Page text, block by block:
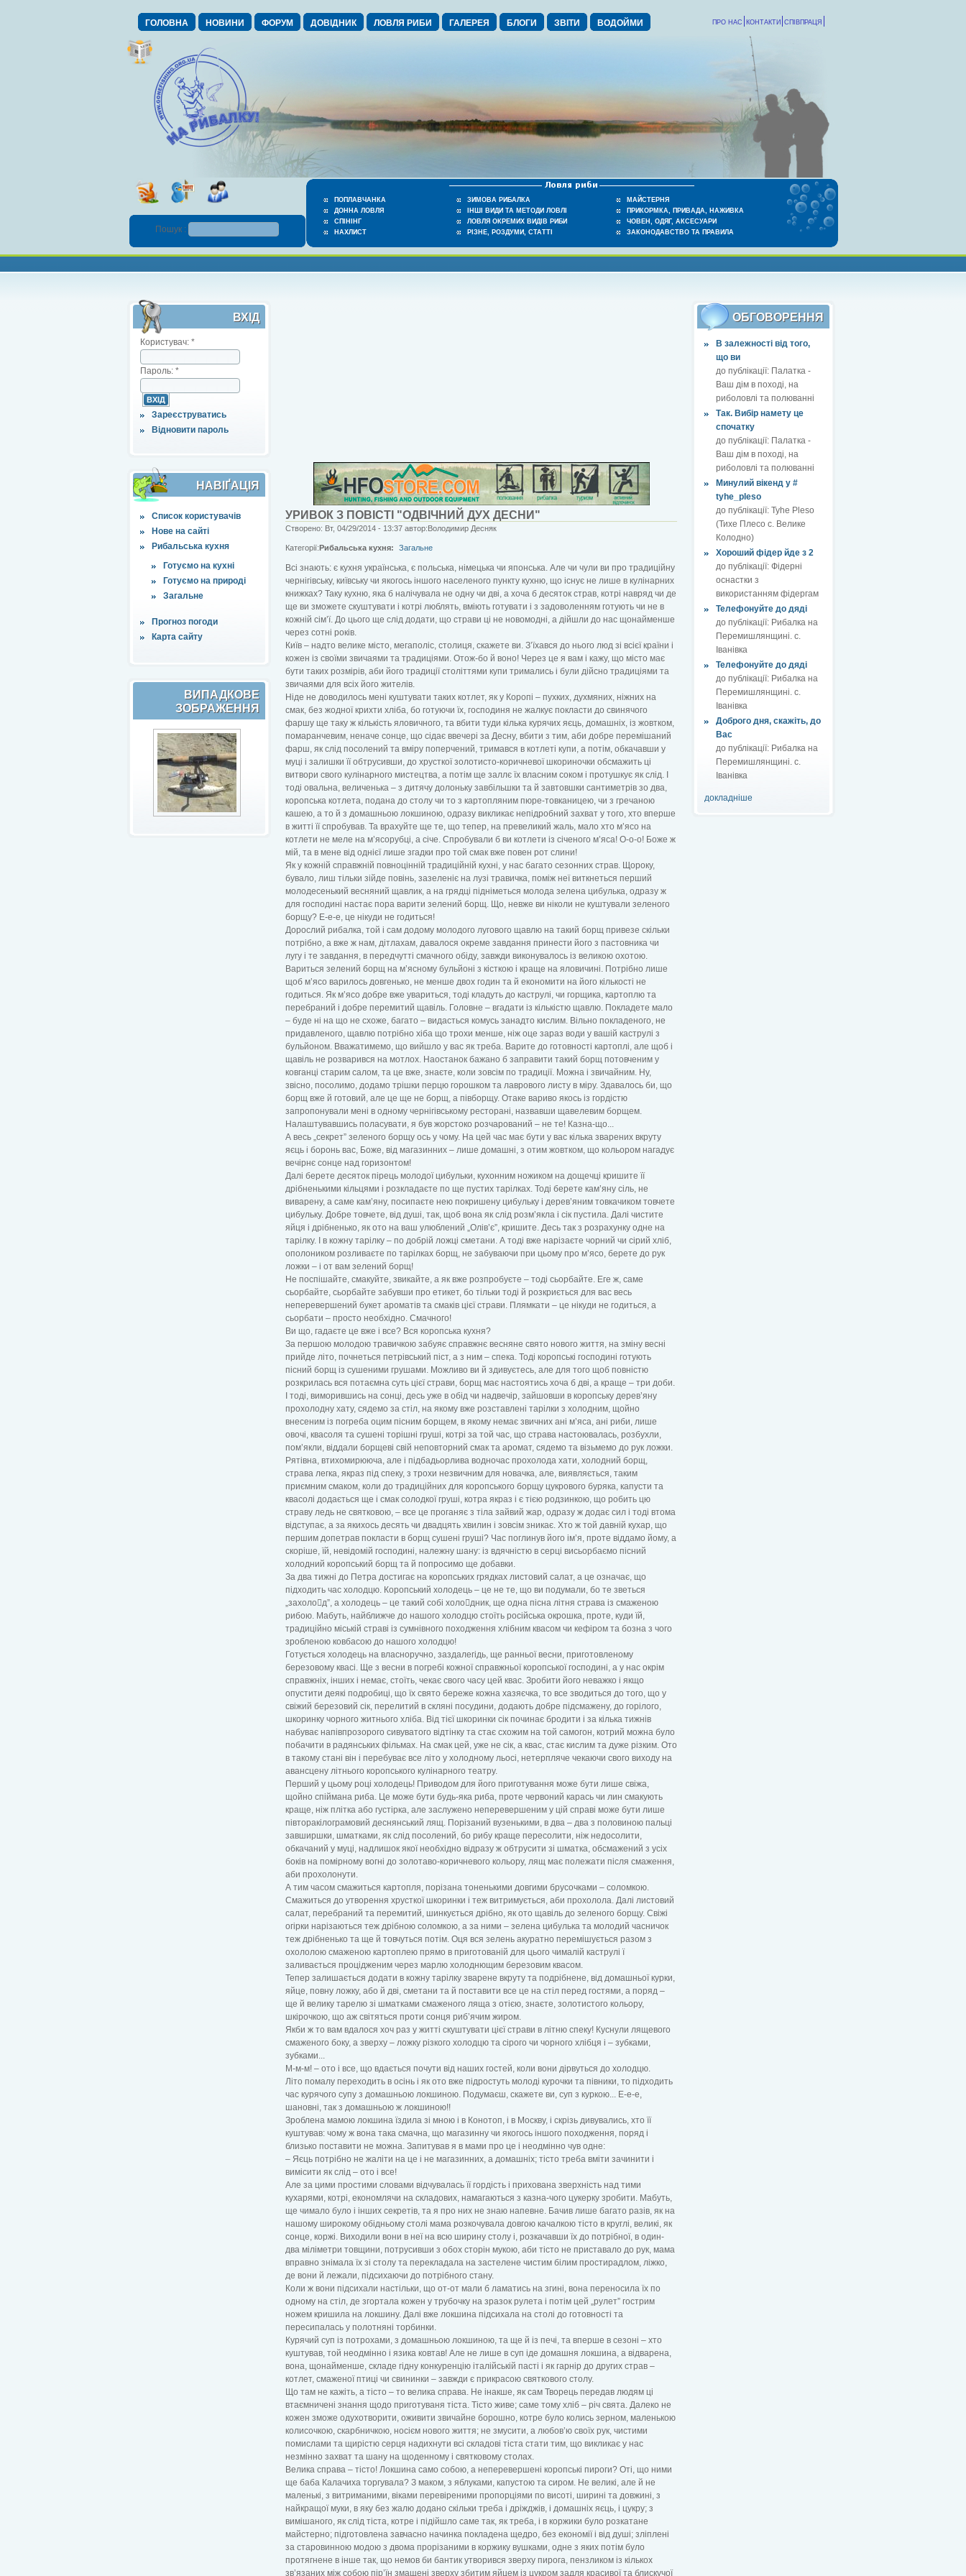
ГОЛОВНА НОВИНИ ФОРУМ ДОВІДНИК ЛОВЛЯ РИБИ ГАЛЕРЕЯ БЛОГИ ЗВІТИ ВОДОЙМИ СПІВПРАЦЯ
КОНТАКТИ
ПРО НАС
ПОПЛАВЧАНКА
ДОННА ЛОВЛЯ
СПІНІНГ
НАХЛИСТ
ЗИМОВА РИБАЛКА
ІНШІ ВИДИ ТА МЕТОДИ ЛОВЛІ
ЛОВЛЯ ОКРЕМИХ ВИДІВ РИБИ
РІЗНЕ, РОЗДУМИ, СТАТТІ
МАЙСТЕРНЯ
ПРИКОРМКА, ПРИВАДА, НАЖИВКА
ЧОВЕН, ОДЯГ, АКСЕСУАРИ
ЗАКОНОДАВСТВО ТА ПРАВИЛА
Пошук :
ВХІД
Користувач: *
Пароль: *
Зареєструватись
Відновити пароль
НАВІҐАЦІЯ
Список користувачів
Нове на сайті
Рибальська кухня
Готуємо на кухні
Готуємо на природі
Загальне
Прогноз погоди
Карта сайту
ВИПАДКОВЕ
ЗОБРАЖЕННЯ
ОБГОВОРЕННЯ
В залежності від того,
що ви
до публікації: Палатка -
Ваш дім в поході, на
риболовлі та полюванні
Так. Вибір намету це
спочатку
до публікації: Палатка -
Ваш дім в поході, на
риболовлі та полюванні
Минулий вікенд у #
tyhe_pleso
до публікації: Tyhe Pleso
(Тихе Плесо с. Велике
Колодно)
Хороший фідер йде з 2
до публікації: Фідерні
оснастки з
використанням фідергам
Телефонуйте до дяді
до публікації: Рибалка на
Перемишлянщині. с.
Іванівка
Телефонуйте до дяді
до публікації: Рибалка на
Перемишлянщині. с.
Іванівка
Доброго дня, скажіть, до
Вас
до публікації: Рибалка на
Перемишлянщині. с.
Іванівка
докладніше
УРИВОК З ПОВІСТІ "ОДВІЧНИЙ ДУХ ДЕСНИ"
Створено: Вт, 04/29/2014 - 13:37 автор:Володимир Десняк
Категорії:Рибальська кухня: Загальне
Всі знають: є кухня українська, є польська, німецька чи японська. Але чи чули ви про традиційну
чернігівську, київську чи якогось іншого населеного пункту кухню, що існує не лише в кулінарних
книжках? Таку кухню, яка б налічувала не одну чи дві, а хоча б десяток страв, котрі навряд чи де
ще ви зможете скуштувати і котрі люблять, вміють готувати і з задоволенням готують чи не в
кожній сім’ї. До цього ще слід додати, що страви ці не новомодні, а дійшли до нас щонайменше
через сотні років.
Київ – надто велике місто, мегаполіс, столиця, скажете ви. З’їхався до нього люд зі всієї країни і
кожен із своїми звичаями та традиціями. Отож-бо й воно! Через це я вам і кажу, що місто має
бути таких розмірів, аби його традиції століттями купи тримались і були дійсно традиціями та
звичаями для всіх його жителів.
Ніде не доводилось мені куштувати таких котлет, як у Коропі – пухких, духмяних, ніжних на
смак, без жодної крихти хліба, бо готуючи їх, господиня не жалкує покласти до свинячого
фаршу ще таку ж кількість яловичного, та вбити туди кілька курячих яєць, домашніх, із жовтком,
помаранчевим, неначе сонце, що сідає ввечері за Десну, вбити з тим, аби добре перемішаний
фарш, як слід посолений та вміру поперчений, тримався в котлеті купи, а потім, обкачавши у
муці і залишки її обтрусивши, до хрусткої золотисто-коричневої шкориночки обсмажить ці
витвори свого кулінарного мистецтва, а потім ще заллє їх власним соком і протушкує як слід. І
тоді овальна, величенька – з дитячу долоньку завбільшки та й завтовшки сантиметрів зо два,
коропська котлета, подана до столу чи то з картопляним пюре-товканицею, чи з гречаною
кашею, а то й з домашньою локшиною, одразу викликає непідробний захват у того, хто вперше
в житті її спробував. Та врахуйте ще те, що тепер, на превеликий жаль, мало хто м’ясо на
котлети не меле на м’ясорубці, а січе. Спробували б ви котлети із січеного м’яса! О-о-о! Боже ж
мій, та в мене від однієї лише згадки про той смак вже повен рот слини!
Як у кожній справжній повноцінній традиційній кухні, у нас багато сезонних страв. Щороку,
бувало, лиш тільки зійде повінь, зазеленіє на лузі травичка, поміж неї виткнеться перший
молодесенький весняний щавлик, а на грядці підніметься молода зелена цибулька, одразу ж
для господині настає пора варити зелений борщ. Що, невже ви ніколи не куштували зеленого
борщу? Е-е-е, це нікуди не годиться!
Дорослий рибалка, той і сам додому молодого лугового щавлю на такий борщ привезе скільки
потрібно, а вже ж нам, дітлахам, давалося окреме завдання принести його з пастовника чи
лугу і те завдання, в передчутті смачного обіду, завжди виконувалось із великою охотою.
Вариться зелений борщ на м’ясному бульйоні з кісткою і краще на яловичині. Потрібно лише
щоб м’ясо варилось довгенько, не менше двох годин та й економити на його кількості не
годиться. Як м’ясо добре вже увариться, тоді кладуть до каструлі, чи горщика, картоплю та
перебраний і добре перемитий щавіль. Головне – вгадати із кількістю щавлю. Покладете мало
– буде ні на що не схоже, багато – видасться комусь занадто кислим. Вільно покладеного, не
придавленого, щавлю потрібно хіба що трохи менше, ніж оце зараз води у вашій каструлі з
бульйоном. Вважатимемо, що вийшло у вас як треба. Варите до готовності картоплі, але щоб і
щавіль не розварився на мотлох. Наостанок бажано б заправити такий борщ потовченим у
ковганці старим салом, та це вже, знаєте, коли зовсім по традиції. Можна і звичайним. Ну,
звісно, посолимо, додамо трішки перцю горошком та лаврового листу в міру. Здавалось би, що
борщ вже й готовий, але це ще не борщ, а півборщу. Отаке вариво якось із гордістю
запропонували мені в одному чернігівському ресторані, назвавши щавелевим борщем.
Налаштувавшись поласувати, я був жорстоко розчарований – не те! Казна-що...
А весь „секрет” зеленого борщу ось у чому. На цей час має бути у вас кілька зварених вкруту
яєць і боронь вас, Боже, від магазинних – лише домашні, з отим жовтком, що кольором нагадує
вечірнє сонце над горизонтом!
Далі берете десяток пірець молодої цибульки, кухонним ножиком на дощечці кришите її
дрібненькими кільцями і розкладаєте по ще пустих тарілках. Тоді берете кам’яну сіль, не
виварену, а саме кам’яну, посипаєте нею покришену цибульку і дерев’яним товкачиком товчете
цибульку. Добре товчете, від душі, так, щоб вона як слід розм’якла і сік пустила. Далі чистите
яйця і дрібненько, як ото на ваш улюблений „Олів’є”, кришите. Десь так з розрахунку одне на
тарілку. І в кожну тарілку – по добрій ложці сметани. А тоді вже нарізаєте чорний чи сірий хліб,
ополоником розливаєте по тарілках борщ, не забуваючи при цьому про м’ясо, берете до рук
ложки – і от вам зелений борщ!
Не поспішайте, смакуйте, звикайте, а як вже розпробуєте – тоді сьорбайте. Еге ж, саме
сьорбайте, сьорбайте забувши про етикет, бо тільки тоді й розкриється для вас весь
неперевершений букет ароматів та смаків цієї страви. Плямкати – це нікуди не годиться, а
сьорбати – просто необхідно. Смачного!
Ви що, гадаєте це вже і все? Вся коропська кухня?
За першою молодою травичкою забуяє справжнє весняне свято нового життя, на зміну весні
прийде літо, почнеться петрівський піст, а з ним – спека. Тоді коропські господині готують
пісний борщ із сушеними грушами. Можливо ви й здивуєтесь, але для того щоб повністю
розкрилась вся потаємна суть цієї страви, борщ має настоятись хоча б дві, а краще – три доби.
І тоді, виморившись на сонці, десь уже в обід чи надвечір, зайшовши в коропську дерев’яну
прохолодну хату, сядемо за стіл, на якому вже розставлені тарілки з холодним, щойно
внесеним із погреба оцим пісним борщем, в якому немає звичних ані м’яса, ані риби, лише
овочі, квасоля та сушені торішні груші, котрі за той час, що страва настоювалась, розбухли,
пом’якли, віддали борщеві свій неповторний смак та аромат, сядемо та візьмемо до рук ложки.
Рятівна, втихомирююча, але і підбадьорлива водночас прохолода хати, холодний борщ,
страва легка, якраз під спеку, з трохи незвичним для новачка, але, виявляється, таким
приємним смаком, коли до традиційних для коропського борщу цукрового буряка, капусти та
квасолі додається ще і смак солодкої груші, котра якраз і є тією родзинкою, що робить цю
страву ледь не святковою, – все це проганяє з тіла зайвий жар, одразу ж додає сил і тоді втома
відступає, а за якихось десять чи двадцять хвилин і зовсім зникає. Хто ж той давній кухар, що
першим допетрав покласти в борщ сушені груші? Час поглинув його ім’я, проте віддамо йому, а
скоріше, їй, невідомій господині, належну шану: із вдячністю в серці висьорбаємо пісний
холодний коропський борщ та й попросимо ще добавки.
За два тижні до Петра достигає на коропських грядках листовий салат, а це означає, що
підходить час холодцю. Коропський холодець – це не те, що ви подумали, бо те зветься
„захолод”, а холодець – це такий собі холодник, ще одна пісна літня страва із смаженою
рибою. Мабуть, найближче до нашого холодцю стоїть російська окрошка, проте, куди їй,
традиційно міській страві із сумнівного походження хлібним квасом чи кефіром та бозна з чого
зробленою ковбасою до нашого холодцю!
Готується холодець на власноручно, заздалегідь, ще ранньої весни, приготовленому
березовому квасі. Ще з весни в погребі кожної справжньої коропської господині, а у нас окрім
справжніх, інших і немає, стоїть, чекає свого часу цей квас. Зробити його неважко і якщо
опустити деякі подробиці, що їх свято береже кожна хазяєчка, то все зводиться до того, що у
свіжий березовий сік, перелитий в скляні посудини, додають добре підсмажену, до горілого,
шкоринку чорного житнього хліба. Від тієї шкоринки сік починає бродити і за кілька тижнів
набуває напівпрозорого сивуватого відтінку та стає схожим на той самогон, котрий можна було
побачити в радянських фільмах. На смак цей, уже не сік, а квас, стає кислим та дуже різким. Ото
в такому стані він і перебуває все літо у холодному льосі, нетерпляче чекаючи свого виходу на
авансцену літнього коропського кулінарного театру.
Перший у цьому році холодець! Приводом для його приготування може бути лише свіжа,
щойно спіймана риба. Це може бути будь-яка риба, проте червоний карась чи лин смакують
краще, ніж плітка або густірка, але заслужено неперевершеним у цій справі може бути лише
півторакілограмовий деснянський лящ. Порізаний вузенькими, в два – два з половиною пальці
завширшки, шматками, як слід посолений, бо рибу краще пересолити, ніж недосолити,
обкачаний у муці, надлишок якої необхідно відразу ж обтрусити зі шматка, обсмажений з усіх
боків на помірному вогні до золотаво-коричневого кольору, лящ має полежати після смаження,
аби прохолонути.
А тим часом смажиться картопля, порізана тоненькими довгими брусочками – соломкою.
Смажиться до утворення хрусткої шкоринки і теж витримується, аби прохолола. Далі листовий
салат, перебраний та перемитий, шинкується дрібно, як ото щавіль до зеленого борщу. Свіжі
огірки нарізаються теж дрібною соломкою, а за ними – зелена цибулька та молодий часничок
теж дрібненько та ще й товчуться потім. Оця вся зелень акуратно перемішується разом з
охололою смаженою картоплею прямо в приготованій для цього чималій каструлі ї
заливається процідженим через марлю холоднющим березовим квасом.
Тепер залишається додати в кожну тарілку зварене вкруту та подрібнене, від домашньої курки,
яйце, повну ложку, або й дві, сметани та й поставити все це на стіл перед гостями, а поряд –
ще й велику тарелю зі шматками смаженого ляща з отією, знаєте, золотистого кольору,
шкірочкою, що аж світяться проти сонця риб’ячим жиром.
Якби ж то вам вдалося хоч раз у житті скуштувати цієї страви в літню спеку! Куснули лящевого
смаженого боку, а зверху – ложку різкого холодцю та сірого чи чорного хлібця і – зубками,
зубками...
М-м-м! – ото і все, що вдається почути від наших гостей, коли вони дірвуться до холодцю.
Літо помалу переходить в осінь і як ото вже підростуть молоді курочки та півники, то підходить
час курячого супу з домашньою локшиною. Подумаєш, скажете ви, суп з куркою... Е-е-е,
шановні, так з домашньою ж локшиною!!
Зроблена мамою локшина їздила зі мною і в Конотоп, і в Москву, і скрізь дивувались, хто її
куштував: чому ж вона така смачна, що магазинну чи якогось іншого походження, поряд і
близько поставити не можна. Запитував я в мами про це і неодмінно чув одне:
– Яєць потрібно не жаліти на це і не магазинних, а домашніх; тісто треба вміти зачинити і
вимісити як слід – ото і все!
Але за цими простими словами відчувалась її гордість і прихована зверхність над тими
кухарями, котрі, економлячи на складових, намагаються з казна-чого цукерку зробити. Мабуть,
ще чимало було і інших секретів, та я про них не знаю напевне. Бачив лише багато разів, як на
нашому широкому обідньому столі мама розкочувала довгою качалкою тісто в круглі, великі, як
сонце, коржі. Виходили вони в неї на всю ширину столу і, розкачавши їх до потрібної, в один-
два міліметри товщини, потрусивши з обох сторін мукою, аби тісто не приставало до рук, мама
вправно знімала їх зі столу та перекладала на застелене чистим білим простирадлом, ліжко,
де вони й лежали, підсихаючи до потрібного стану.
Коли ж вони підсихали настільки, що от-от мали б ламатись на згині, вона переносила їх по
одному на стіл, де згортала кожен у трубочку на зразок рулета і потім цей „рулет” гострим
ножем кришила на локшину. Далі вже локшина підсихала на столі до готовності та
пересипалась у полотняні торбинки.
Курячий суп із потрохами, з домашньою локшиною, та ще й із печі, та вперше в сезоні – хто
куштував, той неодмінно і язика ковтав! Але не лише в суп іде домашня локшина, а відварена,
вона, щонайменше, складе гідну конкуренцію італійській пасті і як гарнір до других страв –
котлет, смаженої птиці чи свининки – завжди є прикрасою святкового столу.
Що там не кажіть, а тісто – то велика справа. Не інакше, як сам Творець передав людям ці
втаємничені знання щодо приготуваня тіста. Тісто живе; саме тому хліб – річ свята. Далеко не
кожен зможе одухотворити, оживити звичайне борошно, котре було колись зерном, маленькою
колисочкою, скарбничкою, носієм нового життя; не змусити, а любов’ю своїх рук, чистими
помислами та щирістю серця надихнути всі складові тіста стати тим, що викликає у нас
незмінно захват та шану на щоденному і святковому столах.
Велика справа – тісто! Локшина само собою, а неперевершені коропські пироги? Оті, що ними
ще баба Калачиха торгувала? З маком, з яблуками, капустою та сиром. Не великі, але й не
маленькі, з витриманими, віками перевіреними пропорціями по висоті, ширині та довжині, з
найкращої муки, в яку без жалю додано скільки треба і дріжджів, і домашніх яєць, і цукру; з
вимішаного, як слід тіста, котре і підійшло саме так, як треба, і в коржики було розкатане
майстерно; підготовлена завчасно начинка покладена щедро, без економії і від душі; зліплені
за старовинною модою з двома прорізаними в коржику вушками, одне з яких потім було
протягнене в інше так, що немов би бантик утворився зверху пирога, пензликом із кількох
зв’язаних між собою пір’їн змащені зверху збитим яйцем із цукром задля красивої та блискучої